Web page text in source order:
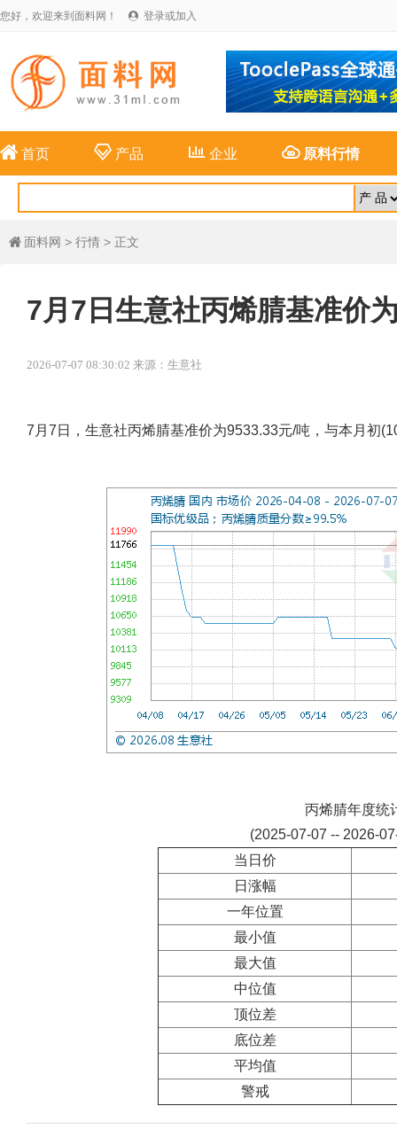
您好，欢迎来到面料网！  登录或加入
 首页 产品 企业 原料行情
 面料网 > 行情 > 正文
7月7日生意社丙烯腈基准价
2026-07-07 08:30:02 来源：生意社
7月7日，生意社丙烯腈基准价为9533.33元/吨，与本月初
丙烯腈年度统
(2025-07-07 -- 2026-
当日价
日涨幅
一年位置
最小值
最大值
中位值
顶位差
底位差
平均值
警戒